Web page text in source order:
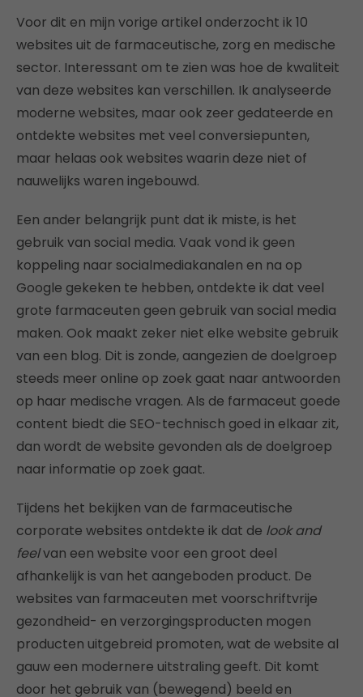
Voor dit en mijn vorige artikel onderzocht ik 10
websites uit de farmaceutische, zorg en medische
sector. Interessant om te zien was hoe de kwaliteit
van deze websites kan verschillen. Ik analyseerde
moderne websites, maar ook zeer gedateerde en
ontdekte websites met veel conversiepunten,
maar helaas ook websites waarin deze niet of
nauwelijks waren ingebouwd.
Een ander belangrijk punt dat ik miste, is het
gebruik van social media. Vaak vond ik geen
koppeling naar socialmediakanalen en na op
Google gekeken te hebben, ontdekte ik dat veel
grote farmaceuten geen gebruik van social media
maken. Ook maakt zeker niet elke website gebruik
van een blog. Dit is zonde, aangezien de doelgroep
steeds meer online op zoek gaat naar antwoorden
op haar medische vragen. Als de farmaceut goede
content biedt die SEO-technisch goed in elkaar zit,
dan wordt de website gevonden als de doelgroep
naar informatie op zoek gaat.
Tijdens het bekijken van de farmaceutische
corporate websites ontdekte ik dat de look and
feelvan een website voor een groot deel
afhankelijk is van het aangeboden product. De
websites van farmaceuten met voorschriftvrije
gezondheid- en verzorgingsproducten mogen
producten uitgebreid promoten, wat de website al
gauw een modernere uitstraling geeft. Dit komt
door het gebruik van (bewegend) beeld en